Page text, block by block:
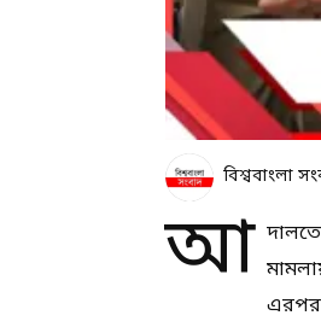
বিশ্ববাংলা
আ
এরপর